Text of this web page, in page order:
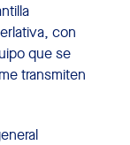
con
que se
transmiten